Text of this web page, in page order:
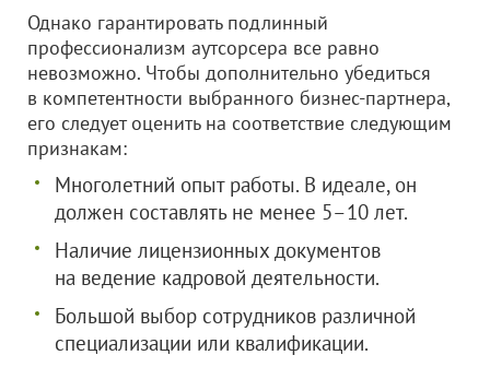
Однако гарантировать подлинный
профессионализм аутсорсера все равно
невозможно. Чтобы дополнительно убедиться
в компетентности выбранного бизнес-партнера,
его следует оценить на соответствие следующим
признакам:
Многолетний опыт работы. В идеале, он
должен составлять не менее 5–10 лет.
Наличие лицензионных документов
на ведение кадровой деятельности.
Большой выбор сотрудников различной
специализации или квалификации.